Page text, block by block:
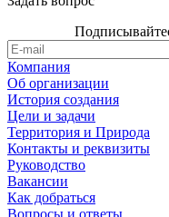
Компания
Об организации
История создания
Цели и задачи
Территория и Природа
Контакты и реквизиты
Руководство
Вакансии
Как добраться
Вопросы и ответы